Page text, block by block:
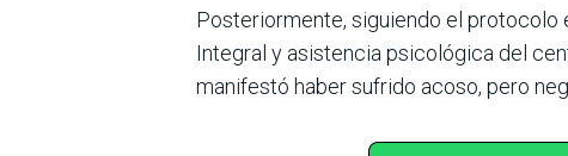
Posteriormente, siguiendo el protocolo
Integral y asistencia psicológica del
manifestó haber sufrido acoso, pero